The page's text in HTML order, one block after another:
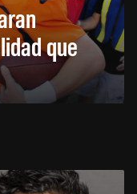
que